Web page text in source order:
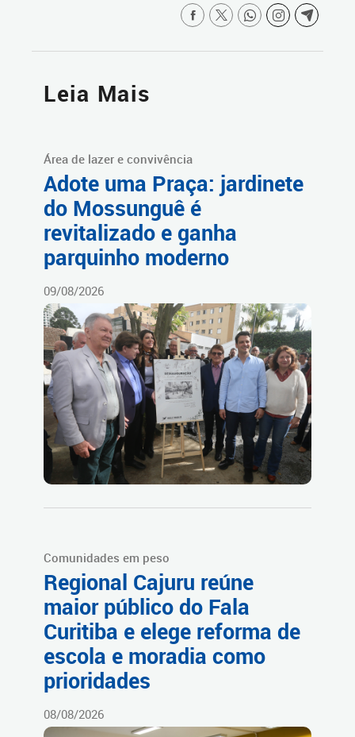
Leia Mais
Área de lazer e convivência
Adote uma Praça: jardinete
do Mossunguê é
revitalizado e ganha
parquinho moderno
09/08/2026
Comunidades em peso
Regional Cajuru reúne
maior público do Fala
Curitiba e elege reforma de
escola e moradia como
prioridades
08/08/2026